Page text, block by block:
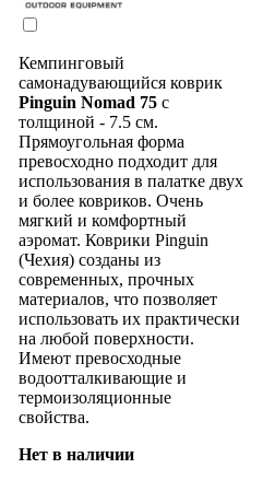
Кемпинговый
самонадувающийся коврик
Pinguin Nomad 75 с
толщиной - 7.5 см.
Прямоугольная форма
превосходно подходит для
использования в палатке двух
и более ковриков. Очень
мягкий и комфортный
аэромат. Коврики Pinguin
(Чехия) созданы из
современных, прочных
материалов, что позволяет
использовать их практически
на любой поверхности.
Имеют превосходные
водоотталкивающие и
термоизоляционные
свойства.
Нет в наличии